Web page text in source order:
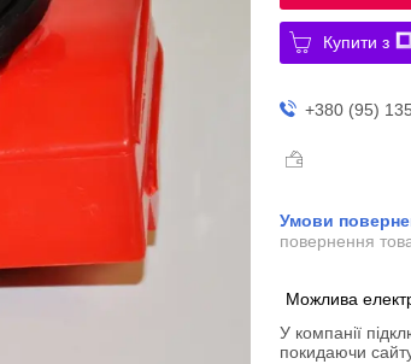
Купити з
+380 (95)
повернення
У компанії
покидаючи